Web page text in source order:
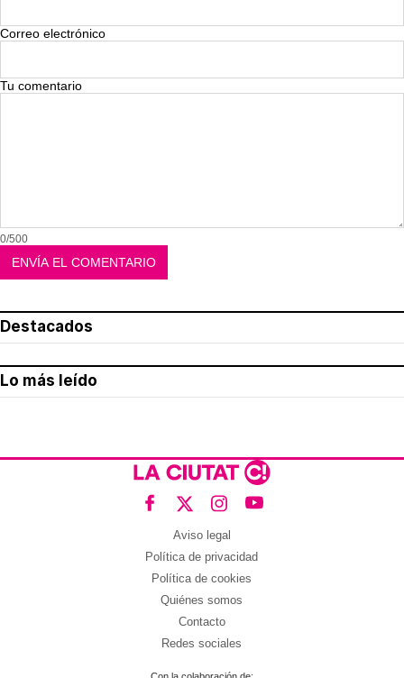
Correo electrónico
Tu comentario
0/500
Destacados
Lo más leído
Aviso legal
Política de privacidad
Política de cookies
Quiénes somos
Contacto
Redes sociales